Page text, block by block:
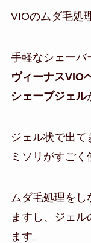
VIOのムダ毛処
手軽なシェーバ
ヴィーナスVIO
シェーブジェル
ジェル状で出て
ミソリがすごく
ムダ毛処理をし
ますし、ジェ
ます。